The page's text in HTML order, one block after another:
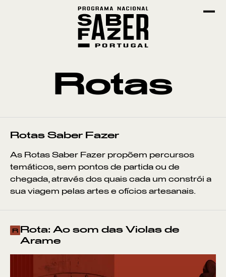
Rotas
Rotas Saber Fazer
As Rotas Saber Fazer propõem percursos
temáticos, sem pontos de partida ou de
chegada, através dos quais cada um constrói a
sua viagem pelas artes e ofícios artesanais.
R
Rota: Ao som das Violas de
Arame